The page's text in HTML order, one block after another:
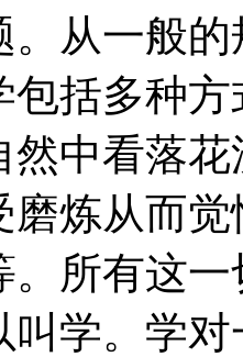
。从一般
包括多种
然中看落
磨炼从而
。所有这
叫学。学